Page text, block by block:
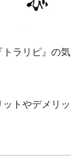
ラリピ』の
トやデメリ